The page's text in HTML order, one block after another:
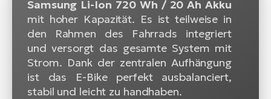
Samsung Li-Ion 720 Wh / 20 Ah Akku
mit hoher Kapazität. Es ist teilweise in
den Rahmen des Fahrrads integriert
und versorgt das gesamte System mit
Strom. Dank der zentralen Aufhängung
ist das E-Bike perfekt ausbalanciert,
stabil und leicht zu handhaben.